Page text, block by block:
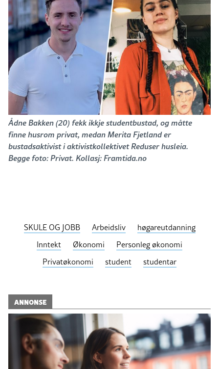
Ådne Bakken (20) fekk ikkje studentbustad, og måtte
finne husrom privat, medan Merita Fjetland er
bustadsaktivist i aktivistkollektivet Reduser husleia.
Begge foto: Privat. Kollasj: Framtida.no
SKULE OG JOBB Arbeidsliv
høgareutdanning
Inntekt
Økonomi
Personleg økonomi
Privatøkonomi
student studentar
ANNONSE